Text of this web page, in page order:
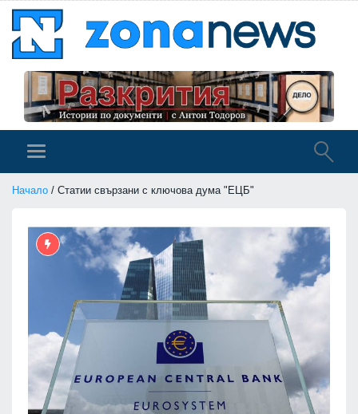
Начало / Статии свързани с ключова дума "ЕЦБ"